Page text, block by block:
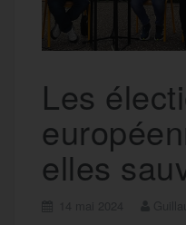
Les
elles